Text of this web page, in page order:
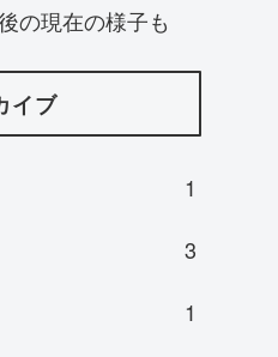
の現在の様子も
イブ
1
3
1